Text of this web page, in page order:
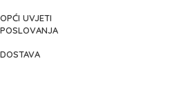
OPĆI UVJETI
POSLOVANJA
DOSTAVA